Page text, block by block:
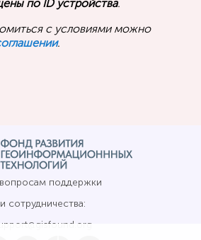
по ID устройства.
с условиями можно
.
поддержки
и сотрудничества: